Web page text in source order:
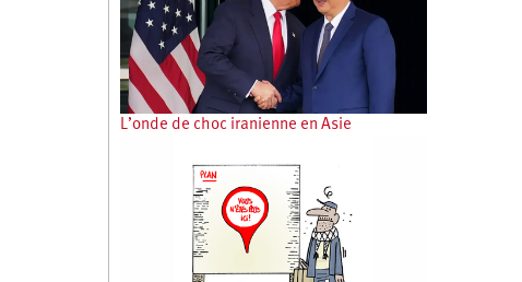
L’onde de choc iranienne en Asie